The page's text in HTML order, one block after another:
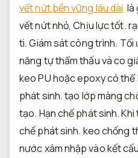
vết nứt bền vững lâu dài là
vết nứt nhỏ,Chịu lực tốt.
ti.Giám sát công trình. Tối
năng tự thẩm thấu và co
keo PU hoặc epoxy có
phát sinh.tạo lớp màng
tạo. Hạn chế phát sinh.Khi
chế phát sinh. keo chống
nước xâm nhập vào kết